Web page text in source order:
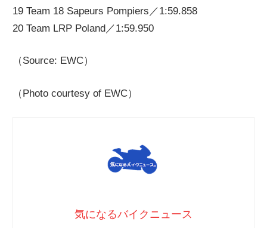
19 Team 18 Sapeurs Pompiers／1:59.858
20 Team LRP Poland／1:59.950
（Source: EWC）
（Photo courtesy of EWC）
気になるバイクニュース